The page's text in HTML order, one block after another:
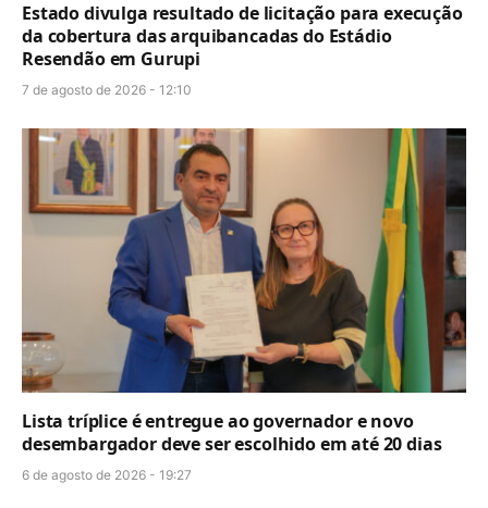
Estado divulga resultado de licitação para execução
da cobertura das arquibancadas do Estádio
Resendão em Gurupi
7 de agosto de 2026 - 12:10
Lista tríplice é entregue ao governador e novo
desembargador deve ser escolhido em até 20 dias
6 de agosto de 2026 - 19:27